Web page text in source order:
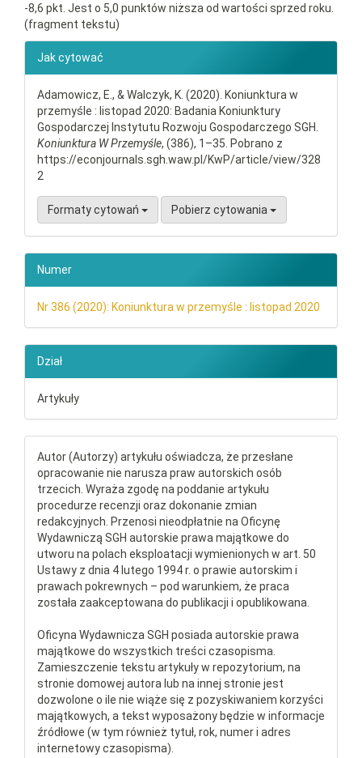
-8,6 pkt. Jest o 5,0 punktów niższa od wartości sprzed roku.
(fragment tekstu)
Jak cytować
Adamowicz, E., & Walczyk, K. (2020). Koniunktura w
przemyśle : listopad 2020: Badania Koniunktury
Gospodarczej Instytutu Rozwoju Gospodarczego SGH.
Koniunktura W Przemyśle, (386), 1–35. Pobrano z
https://econjournals.sgh.waw.pl/KwP/article/view/328
2
Formaty cytowań Pobierz cytowania
Numer
Nr 386 (2020): Koniunktura w przemyśle : listopad 2020
Dział
Artykuły
Autor (Autorzy) artykułu oświadcza, że przesłane
opracowanie nie narusza praw autorskich osób
trzecich. Wyraża zgodę na poddanie artykułu
procedurze recenzji oraz dokonanie zmian
redakcyjnych. Przenosi nieodpłatnie na Oficynę
Wydawniczą SGH autorskie prawa majątkowe do
utworu na polach eksploatacji wymienionych w art. 50
Ustawy z dnia 4 lutego 1994 r. o prawie autorskim i
prawach pokrewnych – pod warunkiem, że praca
została zaakceptowana do publikacji i opublikowana.
Oficyna Wydawnicza SGH posiada autorskie prawa
majątkowe do wszystkich treści czasopisma.
Zamieszczenie tekstu artykuły w repozytorium, na
stronie domowej autora lub na innej stronie jest
dozwolone o ile nie wiąże się z pozyskiwaniem korzyści
majątkowych, a tekst wyposażony będzie w informacje
źródłowe (w tym również tytuł, rok, numer i adres
internetowy czasopisma).